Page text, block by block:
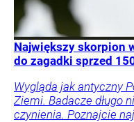
Największy skorpion
do zagadki sprzed
Wygląda jak antyczny
Ziemi. Badacze długo
czynienia. Poznajcie